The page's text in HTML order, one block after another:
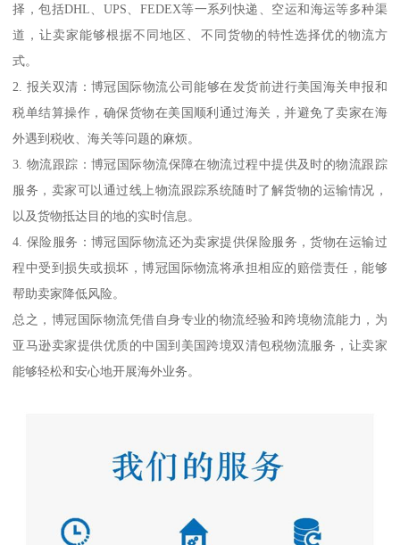
择，包括DHL、UPS、FEDEX等一系列快递、空运和海运等多种渠
道，让卖家能够根据不同地区、不同货物的特性选择优的物流方
式。
2. 报关双清：博冠国际物流公司能够在发货前进行美国海关申报和
税单结算操作，确保货物在美国顺利通过海关，并避免了卖家在海
外遇到税收、海关等问题的麻烦。
3. 物流跟踪：博冠国际物流保障在物流过程中提供及时的物流跟踪
服务，卖家可以通过线上物流跟踪系统随时了解货物的运输情况，
以及货物抵达目的地的实时信息。
4. 保险服务：博冠国际物流还为卖家提供保险服务，货物在运输过
程中受到损失或损坏，博冠国际物流将承担相应的赔偿责任，能够
帮助卖家降低风险。
总之，博冠国际物流凭借自身专业的物流经验和跨境物流能力，为
亚马逊卖家提供优质的中国到美国跨境双清包税物流服务，让卖家
能够轻松和安心地开展海外业务。